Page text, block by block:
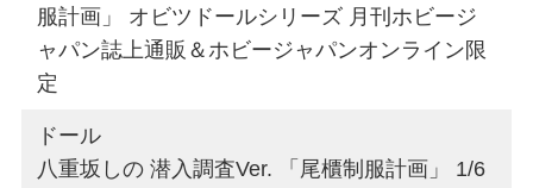
服計画」 オビツドールシリーズ 月刊ホビージ
ャパン誌上通販＆ホビージャパンオンライン限
定
ドール
八重坂しの 潜入調査Ver. 「尾櫃制服計画」 1/6